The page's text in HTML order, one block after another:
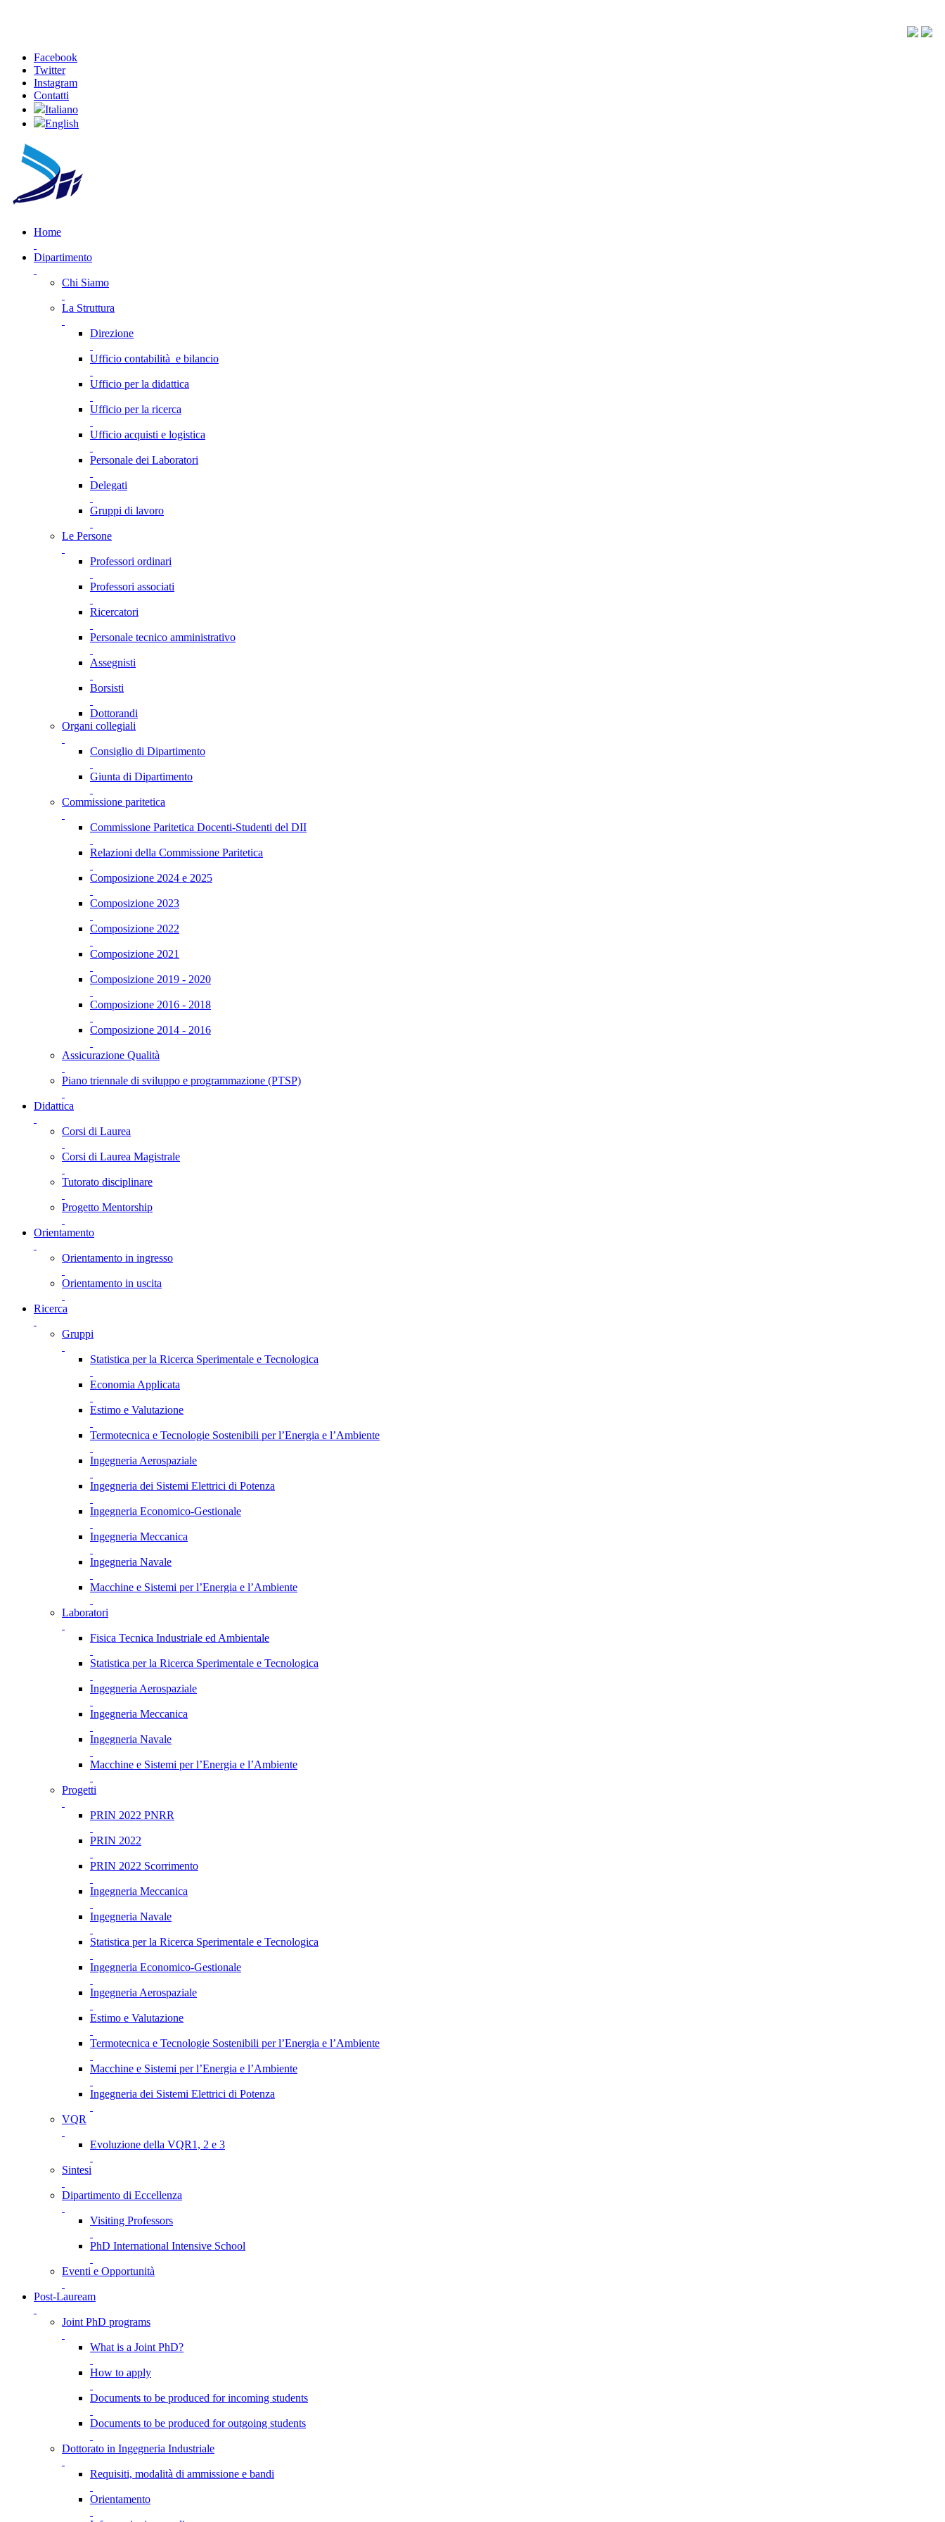
Facebook
Twitter
Instagram
Contatti
Italiano
English
Home
Dipartimento
Chi Siamo
La Struttura
Direzione
Ufficio contabilità e bilancio
Ufficio per la didattica
Ufficio per la ricerca
Ufficio acquisti e logistica
Personale dei Laboratori
Delegati
Gruppi di lavoro
Le Persone
Professori ordinari
Professori associati
Ricercatori
Personale tecnico amministrativo
Assegnisti
Borsisti
Dottorandi
Organi collegiali
Consiglio di Dipartimento
Giunta di Dipartimento
Commissione paritetica
Commissione Paritetica Docenti-Studenti del DII
Relazioni della Commissione Paritetica
Composizione 2024 e 2025
Composizione 2023
Composizione 2022
Composizione 2021
Composizione 2019 - 2020
Composizione 2016 - 2018
Composizione 2014 - 2016
Assicurazione Qualità
Piano triennale di sviluppo e programmazione (PTSP)
Didattica
Corsi di Laurea
Corsi di Laurea Magistrale
Tutorato disciplinare
Progetto Mentorship
Orientamento
Orientamento in ingresso
Orientamento in uscita
Ricerca
Gruppi
Statistica per la Ricerca Sperimentale e Tecnologica
Economia Applicata
Estimo e Valutazione
Termotecnica e Tecnologie Sostenibili per l’Energia e l’Ambiente
Ingegneria Aerospaziale
Ingegneria dei Sistemi Elettrici di Potenza
Ingegneria Economico-Gestionale
Ingegneria Meccanica
Ingegneria Navale
Macchine e Sistemi per l’Energia e l’Ambiente
Laboratori
Fisica Tecnica Industriale ed Ambientale
Statistica per la Ricerca Sperimentale e Tecnologica
Ingegneria Aerospaziale
Ingegneria Meccanica
Ingegneria Navale
Macchine e Sistemi per l’Energia e l’Ambiente
Progetti
PRIN 2022 PNRR
PRIN 2022
PRIN 2022 Scorrimento
Ingegneria Meccanica
Ingegneria Navale
Statistica per la Ricerca Sperimentale e Tecnologica
Ingegneria Economico-Gestionale
Ingegneria Aerospaziale
Estimo e Valutazione
Termotecnica e Tecnologie Sostenibili per l’Energia e l’Ambiente
Macchine e Sistemi per l’Energia e l’Ambiente
Ingegneria dei Sistemi Elettrici di Potenza
VQR
Evoluzione della VQR1, 2 e 3
Sintesi
Dipartimento di Eccellenza
Visiting Professors
PhD International Intensive School
Eventi e Opportunità
Post-Lauream
Joint PhD programs
What is a Joint PhD?
How to apply
Documents to be produced for incoming students
Documents to be produced for outgoing students
Dottorato in Ingegneria Industriale
Requisiti, modalità di ammissione e bandi
Orientamento